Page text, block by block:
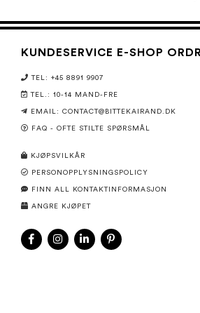
KUNDESERVICE E-SHOP
TEL: +45 8891 9907
TEL.: 10-14 MAND-FRE
EMAIL: CONTACT@BITTEKAIRAND.DK
FAQ - OFTE STILTE SPØRSMÅL
KJØPSVILKÅR
PERSONOPPLYSNINGSPOLICY
FINN ALL KONTAKTINFORMASJON
ANGRE KJØPET